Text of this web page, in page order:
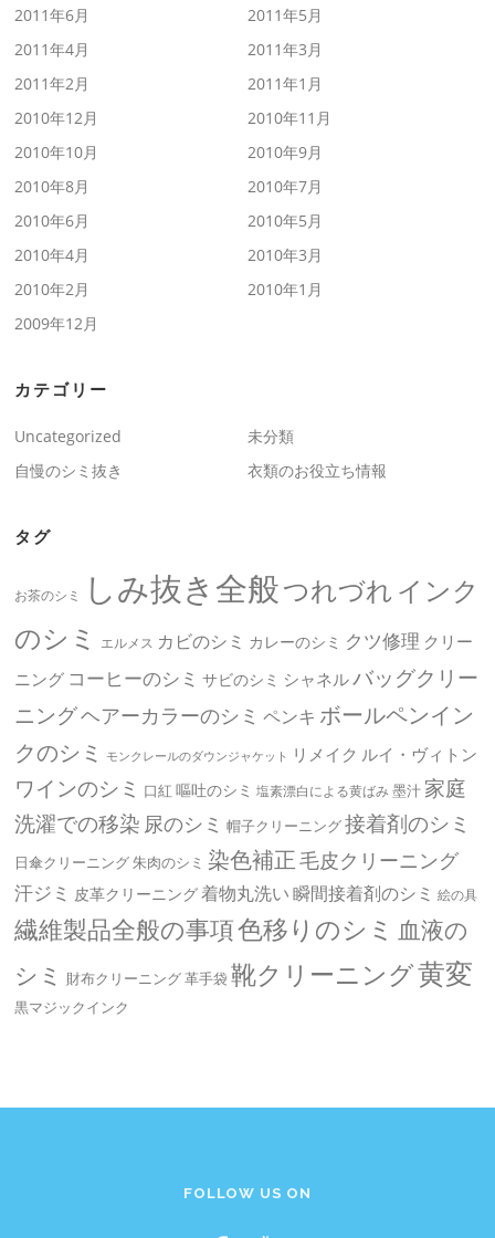
2011年6月
2011年5月
2011年4月
2011年3月
2011年2月
2011年1月
2010年12月
2010年11月
2010年10月
2010年9月
2010年8月
2010年7月
2010年6月
2010年5月
2010年4月
2010年3月
2010年2月
2010年1月
2009年12月
カテゴリー
Uncategorized
未分類
自慢のシミ抜き
衣類のお役立ち情報
タグ
お茶のシミ しみ抜き全般つれづれ インク
のシミ
エルメス カビのシミ カレーのシミ クツ修理 クリー
ニング コーヒーのシミ サビのシミ シャネルバッグクリー
ニングヘアーカラーのシミ ペンキ ボールペンイン
クのシミ
モンクレールのダウンジャケット リメイク ルイ・ヴィトン
ワインのシミ 口紅 嘔吐のシミ 塩素漂白による黄ばみ墨汁 家庭
洗濯での移染 尿のシミ 帽子クリーニング接着剤のシミ
日傘クリーニング朱肉のシミ 染色補正毛皮クリーニング
汗ジミ 皮革クリーニング着物丸洗い瞬間接着剤のシミ 絵の具
繊維製品全般の事項色移りのシミ 血液の
シミ
財布クリーニング革手袋 靴クリーニング黄変
黒マジックインク
FOLLOW US ON